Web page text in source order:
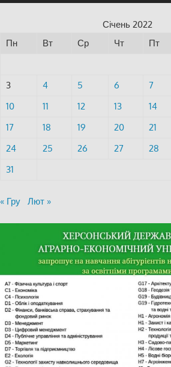
Січень 2022
Пн
Вт Ср Чт Пт
3
4 5 6 7
10
11 12 13 14
17
18 19 20 21
24
25 26 27 28
31
« Гру Лют »